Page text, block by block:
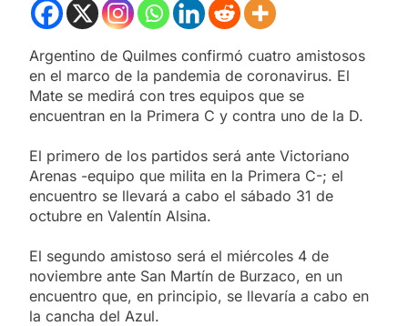
Argentino de Quilmes confirmó cuatro amistosos
en el marco de la pandemia de coronavirus. El
Mate se medirá con tres equipos que se
encuentran en la Primera C y contra uno de la D.
El primero de los partidos será ante Victoriano
Arenas -equipo que milita en la Primera C-; el
encuentro se llevará a cabo el sábado 31 de
octubre en Valentín Alsina.
El segundo amistoso será el miércoles 4 de
noviembre ante San Martín de Burzaco, en un
encuentro que, en principio, se llevaría a cabo en
la cancha del Azul.